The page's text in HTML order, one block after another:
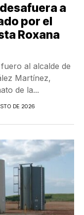
a
por el
Roxana
al alcalde de
Martínez,
de la...
DE 2026